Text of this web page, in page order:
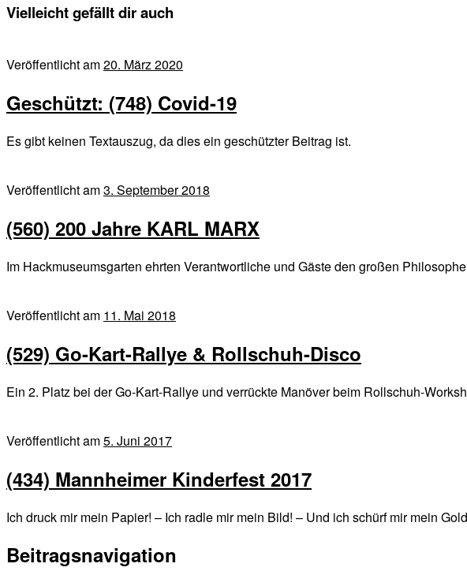
Vielleicht gefällt dir auch
Veröffentlicht am20. März 2020
Geschützt: (748) Covid-19
Es gibt keinen Textauszug, da dies ein geschützter Beitrag ist.
Veröffentlicht am3. September 2018
(560) 200 Jahre KARL MARX
Im Hackmuseumsgarten ehrten Verantwortliche und Gäste den großen
Veröffentlicht am 11. Mai 2018
(529) Go-Kart-Rallye & Rollschuh-Disco
Ein 2. Platz bei der Go-Kart-Rallye und verrückte Manöver beim Rollschuh-
Veröffentlicht am5. Juni 2017
(434) Mannheimer Kinderfest 2017
Ich druck mir mein Papier! – Ich radle mir mein Bild! – Und ich schürf mir mein
Beitragsnavigation